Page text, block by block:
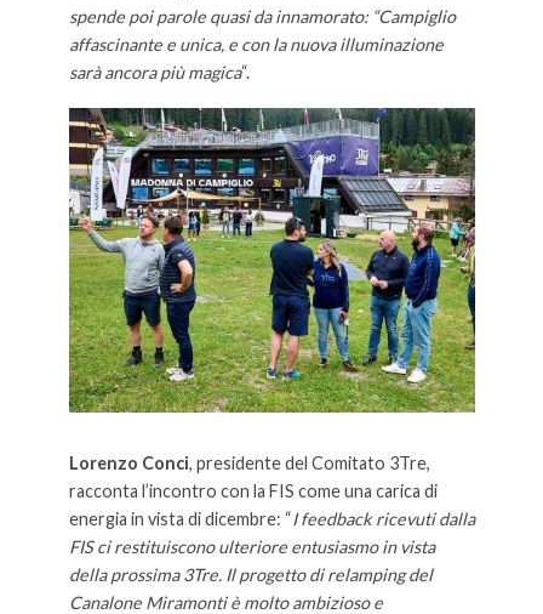
spende poi parole quasi da innamorato: “Campiglio
affascinante e unica, e con la nuova illuminazione
sarà ancora più magica“.
Lorenzo Conci, presidente del Comitato 3Tre,
racconta l’incontro con la FIS come una carica di
energia in vista di dicembre: “I feedback ricevuti dalla
FIS ci restituiscono ulteriore entusiasmo in vista
della prossima 3Tre. Il progetto di relamping del
Canalone Miramonti è molto ambizioso e